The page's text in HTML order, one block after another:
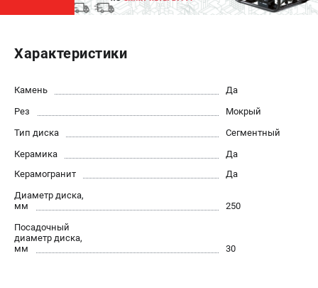
Генераторы бензиновые
Генераторы инверторные
Генераторы сварочные
Как выбрать бензопилу?
Как выбрать компрессор?
Как правильно выбрать генератор?
Как выбрать сварочный аппарат?
Характеристики
Камень
Да
Рез
Мокрый
Тип диска
Сегментный
Керамика
Да
Керамогранит
Да
Диаметр диска,
мм
250
Посадочный
диаметр диска,
мм
30